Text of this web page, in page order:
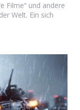
Filme“ und andere
Welt. Ein sich